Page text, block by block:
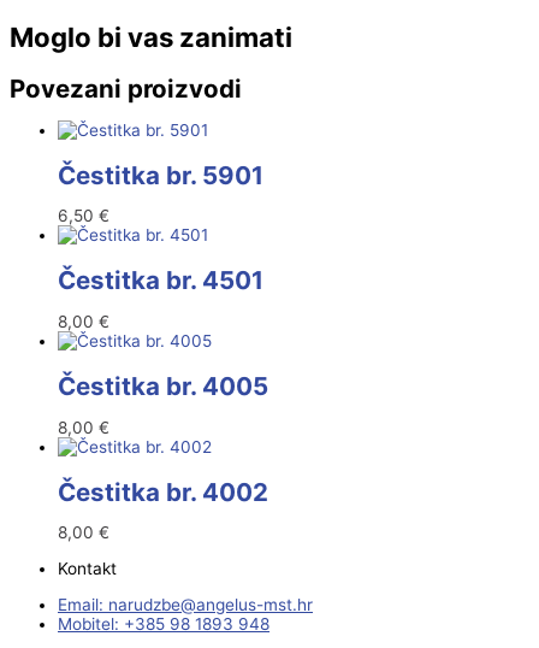
Moglo bi vas zanimati
Povezani proizvodi
Čestitka br. 5901
6,50 €
Čestitka br. 4501
8,00 €
Čestitka br. 4005
8,00 €
Čestitka br. 4002
8,00 €
Kontakt
Email:
rh.tsm-sulegna
@ebzduran
Mobitel: +385 98 1893 948